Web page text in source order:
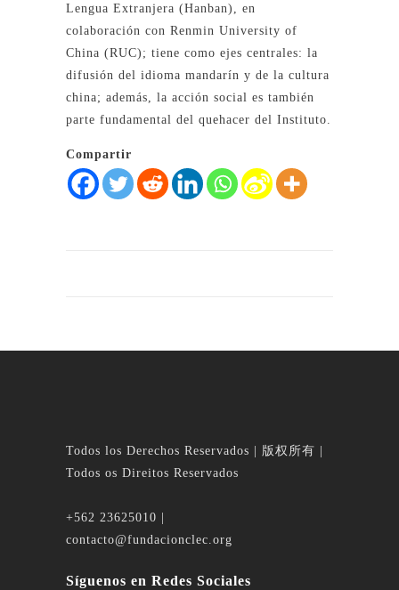
Lengua Extranjera (Hanban), en
colaboración con Renmin University of
China (RUC); tiene como ejes centrales: la
difusión del idioma mandarín y de la cultura
china; además, la acción social es también
parte fundamental del quehacer del Instituto.
Compartir
Todos los Derechos Reservados | 版权所有 |
Todos os Direitos Reservados
+562 23625010 |
contacto@fundacionclec.org
Síguenos en Redes Sociales